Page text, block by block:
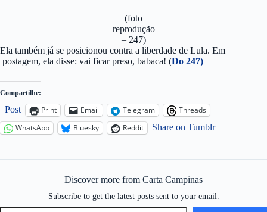
(foto
reprodução
– 247)
Ela também já se posicionou contra a liberdade de Lula. Em
postagem, ela disse: vai ficar preso, babaca! (Do 247)
Compartilhe:
Post Print Email Telegram
Threads
WhatsApp
Bluesky Reddit Share on Tumblr
Discover more from Carta Campinas
Subscribe to get the latest posts sent to your email.
Type your email…